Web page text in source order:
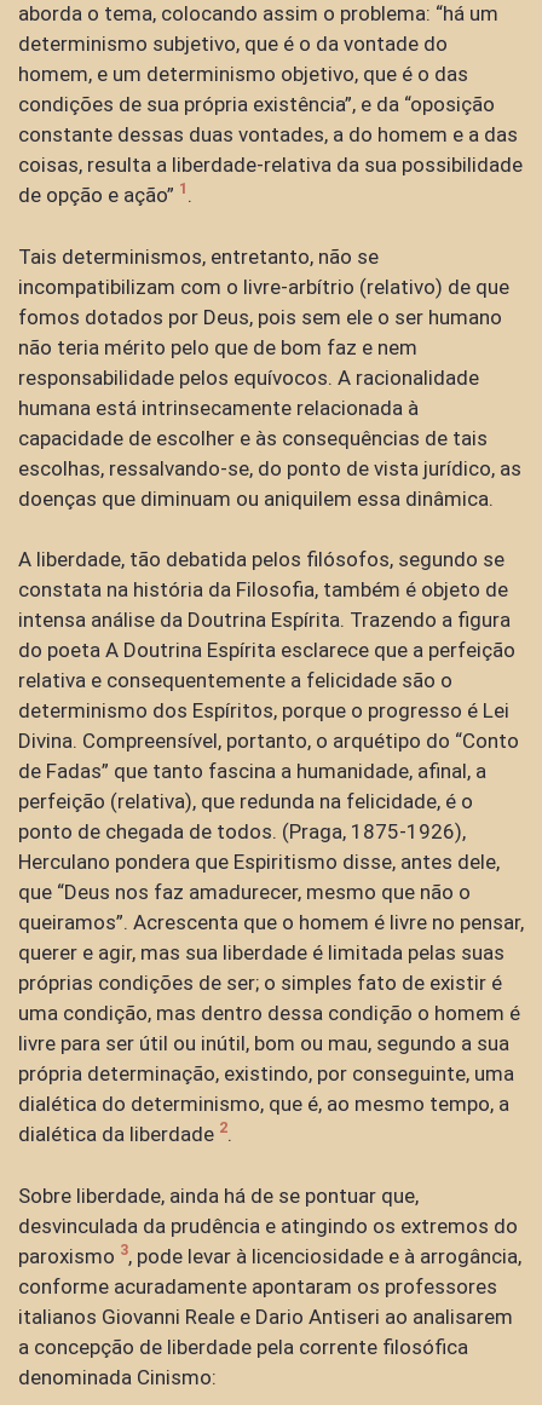
aborda o tema, colocando assim o problema: “há um
determinismo subjetivo, que é o da vontade do
homem, e um determinismo objetivo, que é o das
condições de sua própria existência”, e da “oposição
constante dessas duas vontades, a do homem e a das
coisas, resulta a liberdade-relativa da sua possibilidade
de opção e ação” 1 .
Tais determinismos, entretanto, não se
incompatibilizam com o livre-arbítrio (relativo) de que
fomos dotados por Deus, pois sem ele o ser humano
não teria mérito pelo que de bom faz e nem
responsabilidade pelos equívocos. A racionalidade
humana está intrinsecamente relacionada à
capacidade de escolher e às consequências de tais
escolhas, ressalvando-se, do ponto de vista jurídico, as
doenças que diminuam ou aniquilem essa dinâmica.
A liberdade, tão debatida pelos filósofos, segundo se
constata na história da Filosofia, também é objeto de
intensa análise da Doutrina Espírita. Trazendo a figura
do poeta A Doutrina Espírita esclarece que a perfeição
relativa e consequentemente a felicidade são o
determinismo dos Espíritos, porque o progresso é Lei
Divina. Compreensível, portanto, o arquétipo do “Conto
de Fadas” que tanto fascina a humanidade, afinal, a
perfeição (relativa), que redunda na felicidade, é o
ponto de chegada de todos. (Praga, 1875-1926),
Herculano pondera que Espiritismo disse, antes dele,
que “Deus nos faz amadurecer, mesmo que não o
queiramos”. Acrescenta que o homem é livre no pensar,
querer e agir, mas sua liberdade é limitada pelas suas
próprias condições de ser; o simples fato de existir é
uma condição, mas dentro dessa condição o homem é
livre para ser útil ou inútil, bom ou mau, segundo a sua
própria determinação, existindo, por conseguinte, uma
dialética do determinismo, que é, ao mesmo tempo, a
dialética da liberdade 2.
Sobre liberdade, ainda há de se pontuar que,
desvinculada da prudência e atingindo os extremos do
paroxismo 3, pode levar à licenciosidade e à arrogância,
conforme acuradamente apontaram os professores
italianos Giovanni Reale e Dario Antiseri ao analisarem
a concepção de liberdade pela corrente filosófica
denominada Cinismo: